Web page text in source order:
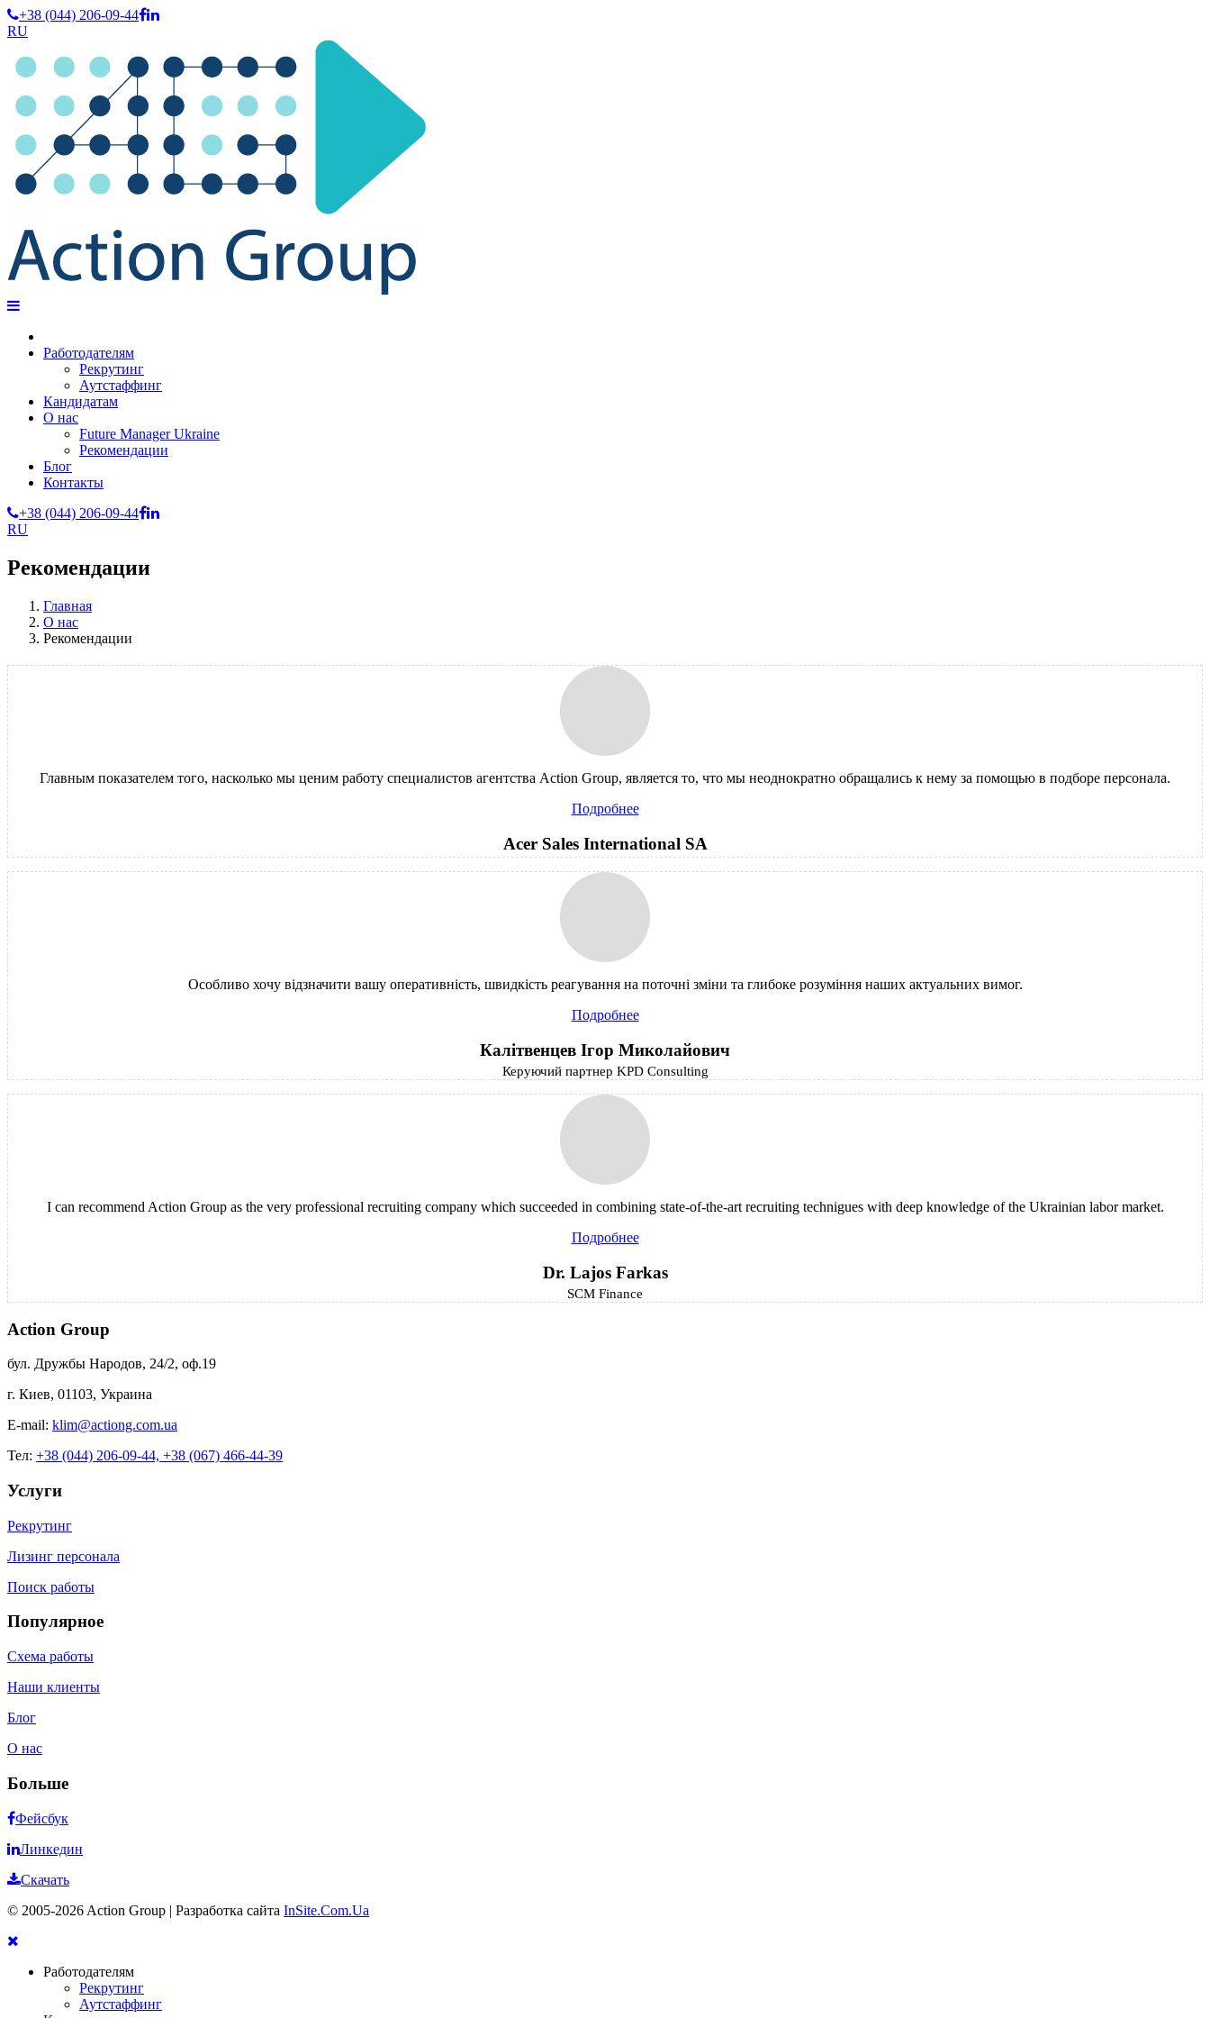
+38 (044) 206-09-44
RU
Работодателям
Рекрутинг
Аутстаффинг
Кандидатам
О нас
Future Manager Ukraine
Рекомендации
Блог
Контакты
+38 (044) 206-09-44
RU
Рекомендации
Главная
О нас
Рекомендации
Главным показателем того, насколько мы ценим работу специалистов агентства Action Group, является то, что мы неоднократно обращались к нему за помощью в подборе персонала.
Подробнее
Acer Sales International SA
Особливо хочу відзначити вашу оперативність, швидкість реагування на поточні зміни та глибоке розуміння наших актуальних вимог.
Подробнее
Калітвенцев Ігор Миколайович
Керуючий партнер KPD Consulting
I can recommend Action Group as the very professional recruiting company which succeeded in combining state-of-the-art recruiting technigues with deep knowledge of the Ukrainian labor market.
Подробнее
Dr. Lajos Farkas
SCM Finance
Action Group
бул. Дружбы Народов, 24/2, оф.19
г. Киев, 01103, Украина
E-mail: klim@actiong.com.ua
Тел: +38 (044) 206-09-44, +38 (067) 466-44-39
Услуги
Рекрутинг
Лизинг персонала
Поиск работы
Популярное
Схема работы
Наши клиенты
Блог
О нас
Больше
Фейсбук
Линкедин
Скачать
© 2005-2026 Action Group | Разработка сайта InSite.Com.Ua
Работодателям
Рекрутинг
Аутстаффинг